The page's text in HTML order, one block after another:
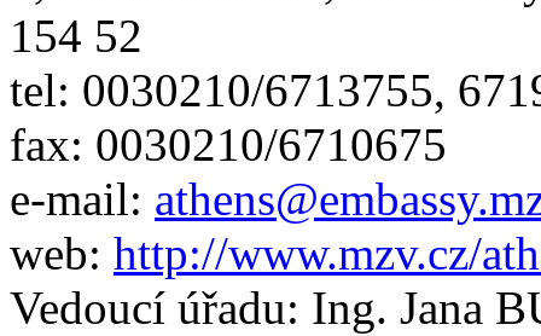
154 52
tel: 0030210/6713755,
fax: 0030210/6710675
e-mail:
web: http://www.mzv.cz/
Vedoucí úřadu: Ing. Jana